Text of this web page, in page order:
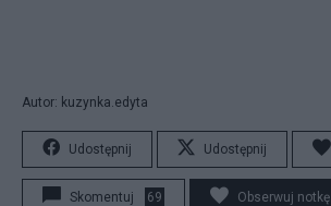
Autor: kuzynka.edyta
Udostępnij Udostępnij
Skomentuj 69 Obserwuj notkę